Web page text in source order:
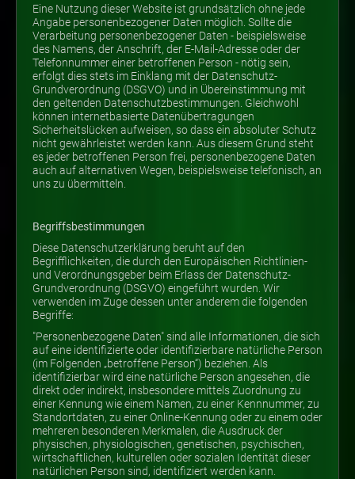
Kontakt
Impressum
Datenschutz
Eine Nutzung dieser Website ist grundsätzlich ohne jede
Angabe personenbezogener Daten möglich. Sollte die
Verarbeitung personenbezogener Daten - beispielsweise
des Namens, der Anschrift, der E-Mail-Adresse oder der
Telefonnummer einer betroffenen Person - nötig sein,
erfolgt dies stets im Einklang mit der Datenschutz-
Grundverordnung (DSGVO) und in Übereinstimmung mit
den geltenden Datenschutzbestimmungen. Gleichwohl
können internetbasierte Datenübertragungen
Sicherheitslücken aufweisen, so dass ein absoluter Schutz
nicht gewährleistet werden kann. Aus diesem Grund steht
es jeder betroffenen Person frei, personenbezogene Daten
auch auf alternativen Wegen, beispielsweise telefonisch, an
uns zu übermitteln.
Begriffsbestimmungen
Diese Datenschutzerklärung beruht auf den
Begrifflichkeiten, die durch den Europäischen Richtlinien-
und Verordnungsgeber beim Erlass der Datenschutz-
Grundverordnung (DSGVO) eingeführt wurden. Wir
verwenden im Zuge dessen unter anderem die folgenden
Begriffe:
"Personenbezogene Daten" sind alle Informationen, die sich
auf eine identifizierte oder identifizierbare natürliche Person
(im Folgenden „betroffene Person“) beziehen. Als
identifizierbar wird eine natürliche Person angesehen, die
direkt oder indirekt, insbesondere mittels Zuordnung zu
einer Kennung wie einem Namen, zu einer Kennnummer, zu
Standortdaten, zu einer Online-Kennung oder zu einem oder
mehreren besonderen Merkmalen, die Ausdruck der
physischen, physiologischen, genetischen, psychischen,
wirtschaftlichen, kulturellen oder sozialen Identität dieser
natürlichen Person sind, identifiziert werden kann.